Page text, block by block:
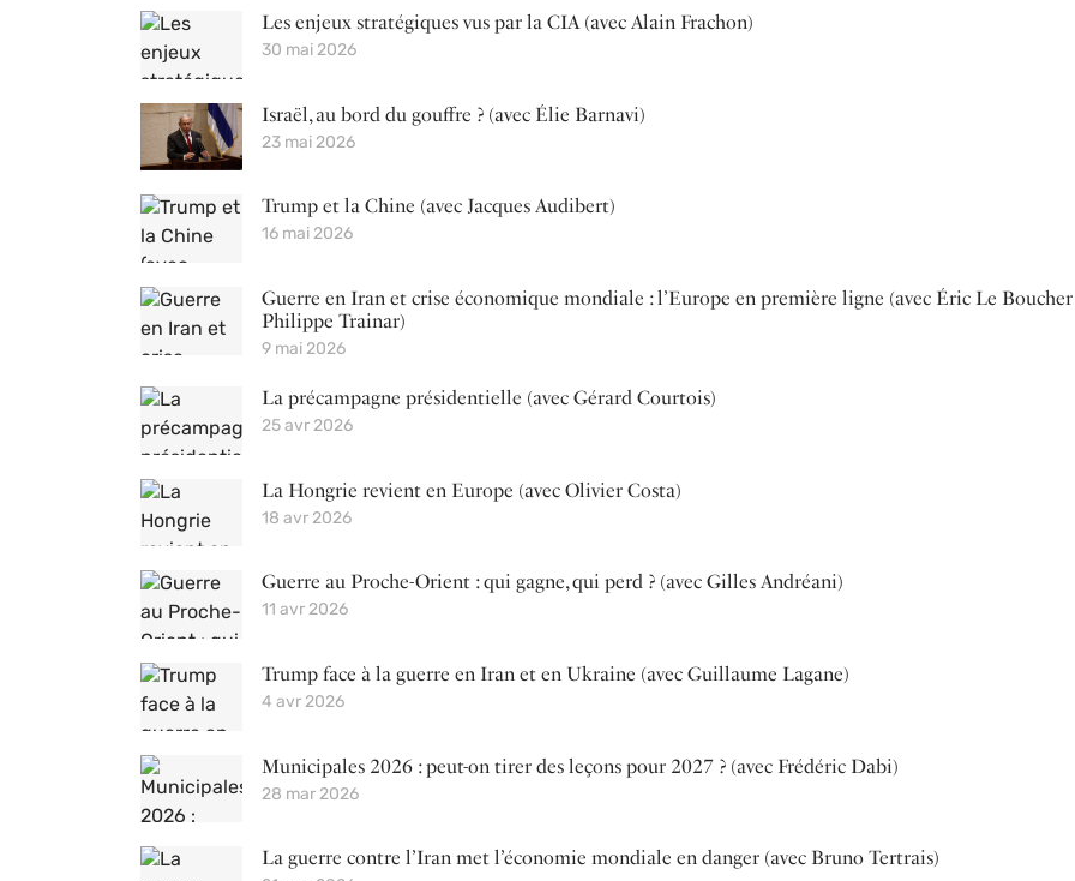
Les enjeux stratégiques vus par la CIA (avec Alain Frachon)
30 mai 2026
Israël, au bord du gouffre ? (avec Élie Barnavi)
23 mai 2026
Trump et la Chine (avec Jacques Audibert)
16 mai 2026
Guerre en Iran et crise économique mondiale : l’Europe en première ligne (avec Éric Le
Philippe Trainar)
9 mai 2026
La précampagne présidentielle (avec Gérard Courtois)
25 avr 2026
La Hongrie revient en Europe (avec Olivier Costa)
18 avr 2026
Guerre au Proche-Orient : qui gagne, qui perd ? (avec Gilles Andréani)
11 avr 2026
Trump face à la guerre en Iran et en Ukraine (avec Guillaume Lagane)
4 avr 2026
Municipales 2026 : peut-on tirer des leçons pour 2027 ? (avec Frédéric Dabi)
28 mar 2026
La guerre contre l’Iran met l’économie mondiale en danger (avec Bruno Tertrais)